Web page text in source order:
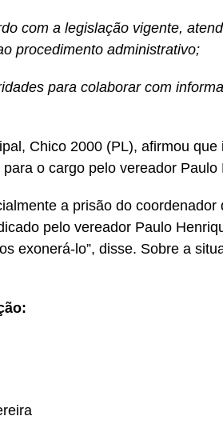
com a legislação vigente,
procedimento administrativo;
para colaborar com
Chico 2000 (PL), afirmou
o cargo pelo vereador Paulo
a prisão do
pelo vereador Paulo
exonerá-lo”, disse. Sobre a